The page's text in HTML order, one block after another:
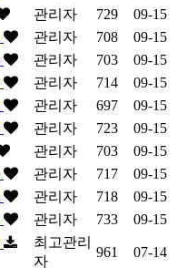
관리자 729
09-15
관리자 708
09-15
관리자 703
09-15
관리자 714
09-15
관리자 697
09-15
관리자 723
09-15
관리자 703
09-15
관리자 717
09-15
관리자 718
09-15
관리자 733 09-15
최고관리
자
961 07-14